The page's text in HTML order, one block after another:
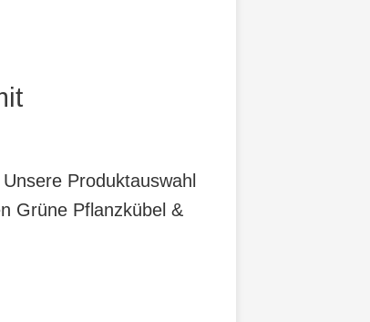
Produktauswahl
Grüne Pflanzkübel &